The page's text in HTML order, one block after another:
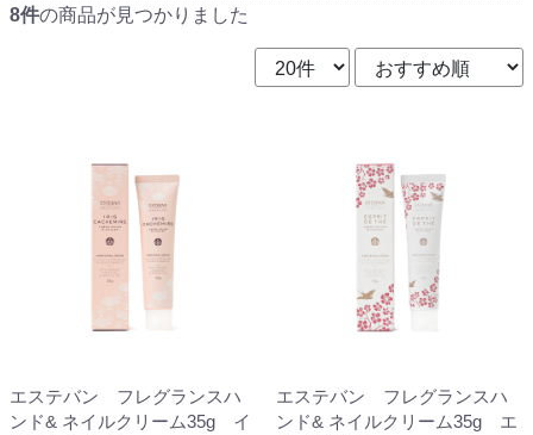
8件の商品が見つかりました
エステバン フレグランスハ
ンド& ネイルクリーム35g イ
エステバン フレグランスハ
ンド& ネイルクリーム35g エ